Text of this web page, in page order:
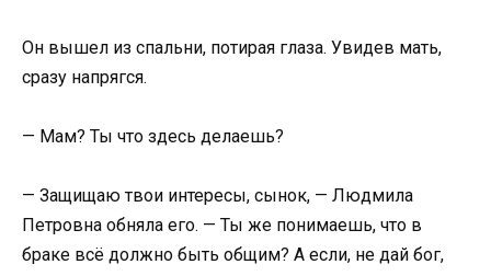
Он вышел из спальни, потирая глаза. Увидев мать,
сразу напрягся.
— Мам? Ты что здесь делаешь?
— Защищаю твои интересы, сынок, — Людмила
Петровна обняла его. — Ты же понимаешь, что в
браке всё должно быть общим? А если, не дай бог,